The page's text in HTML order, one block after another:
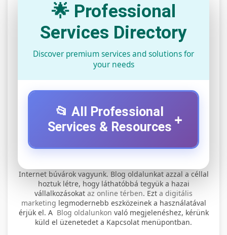
🌟 Professional
Services Directory
Discover premium services and solutions for
your needs
📂 All Professional
Services & Resources +
szervíz
+
Professional electric scooter repair and
maintenance services. Expert technicians
provide quality service for all major brands and
📊 2. online marketing
ügynökség
+
Internet búvárok vagyunk. Blog oldalunkat azzal a céllal
hoztuk létre, hogy láthatóbbá tegyük a hazai
vállalkozásokat az online térben. Ezt a digitális
marketing legmodernebb eszközeinek a használatával
érjük el. A Blog oldalunkon való megjelenéshez, kérünk
küld el üzenetedet a Kapcsolat menüpontban.